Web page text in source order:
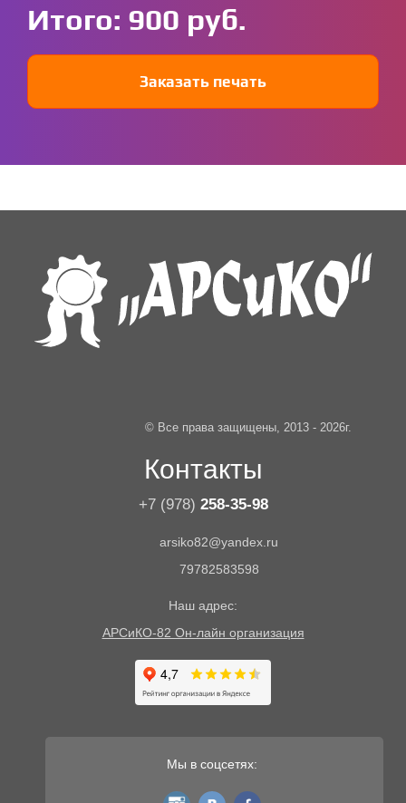
Итого: 900
Заказать печать
© Все права защищены, 2013 - 2026г.
Контакты
+7 (978) 258-35-98
arsiko82@yandex.ru
79782583598
Наш адрес:
АРСиКО-82 Он-лайн организация
Мы в соцсетях:
instagram
vk fb